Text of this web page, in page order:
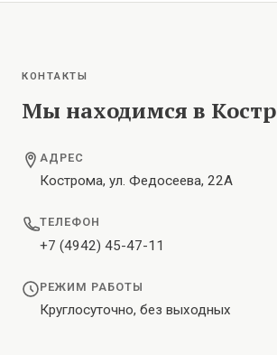
КОНТАКТЫ
Мы находимся в
АДРЕС
Кострома, ул. Федосеева, 22А
ТЕЛЕФОН
+7 (4942) 45-47-11
РЕЖИМ РАБОТЫ
Круглосуточно, без выходных